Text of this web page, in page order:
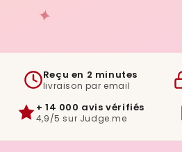
✦
Reçu en 2 minutes
livraison par email
+ 14 000 avis vérifiés
4,9/5 sur Judge.me